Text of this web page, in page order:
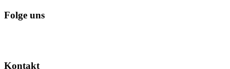
Folge uns
Kontakt